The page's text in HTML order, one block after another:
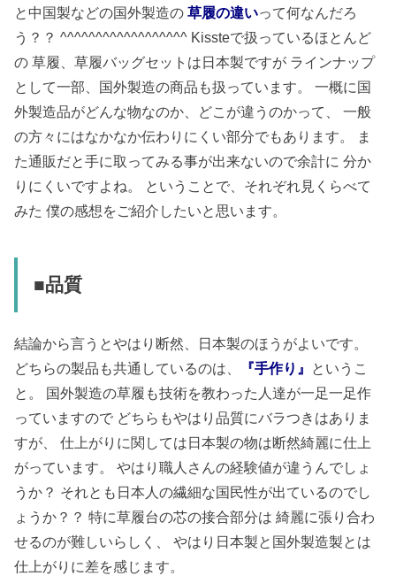
と中国製などの国外製造の草履の違いって何なんだろ
う？？ ^^^^^^^^^^^^^^^^^^ Kissteで扱っているほとんど
の 草履、草履バッグセットは日本製ですが ラインナップ
として一部、国外製造の商品も扱っています。 一概に国
外製造品がどんな物なのか、どこが違うのかって、 一般
の方々にはなかなか伝わりにくい部分でもあります。 ま
た通販だと手に取ってみる事が出来ないので余計に 分か
りにくいですよね。 ということで、それぞれ見くらべて
みた 僕の感想をご紹介したいと思います。
■品質
結論から言うとやはり断然、日本製のほうがよいです。
どちらの製品も共通しているのは、
『手作り』 というこ
と。 国外製造の草履も技術を教わった人達が一足一足作
っていますので どちらもやはり品質にバラつきはありま
すが、 仕上がりに関しては日本製の物は断然綺麗に仕上
がっています。 やはり職人さんの経験値が違うんでしょ
うか？ それとも日本人の繊細な国民性が出ているのでし
ょうか？？ 特に草履台の芯の接合部分は 綺麗に張り合わ
せるのが難しいらしく、 やはり日本製と国外製造製とは
仕上がりに差を感じます。